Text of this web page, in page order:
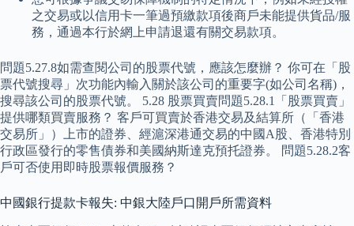
之交易或以信用卡一筆過預繳款項後商戶未能提供貨品/服
務，通過本行於網上申請退還有關交易款項。
問題5.27.8如需查閱公司的股票代號，應該怎麼辦？ 你可在「股
票代號搜尋」次功能內輸入關於該公司的重要字(如公司名稱)，
搜尋該公司的股票代號。 5.28 股票買賣問題5.28.1「股票買賣」
提供哪類買賣服務？ 客戶可買賣於香港交易及結算所（「香港
交易所」）上市的證券、經滬深港通交易的中國A股、香港特別
行政區發行的零售債券和美國納斯達克預托證券。 問題5.28.2客
戶可否使用即時股票報價服務？
中國銀行提款卡報失: 中銀大陸戶口開戶所需資料